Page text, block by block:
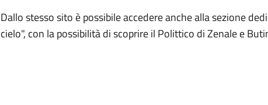
Dallo stesso sito è possibile accedere anche alla sezione
cielo", con la possibilità di scoprire il Polittico di Zenale e